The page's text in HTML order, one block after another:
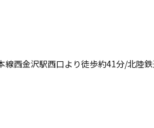
西金沢駅西口より徒歩約41分/北陸